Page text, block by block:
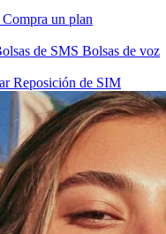
Compra un plan
de SMS Bolsas de voz
Reposición de SIM